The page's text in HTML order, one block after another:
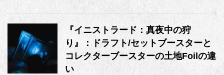
『イニストラード：真夜中の狩
り』：ドラフト/セットブースターと
コレクターブースターの土地Foilの違
い